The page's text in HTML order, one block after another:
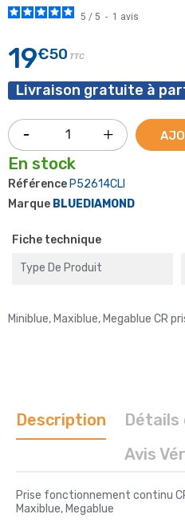
5 / 5 - 1 avis
19€50 TTC
Livraison gratuite à
En stock
Référence P52614CLI
Marque BLUEDIAMOND
Fiche technique
Type De Produit
Miniblue, Maxiblue, Megablue CR
Description
Détails
Avis
Prise fonctionnement continu
Maxiblue, Megablue